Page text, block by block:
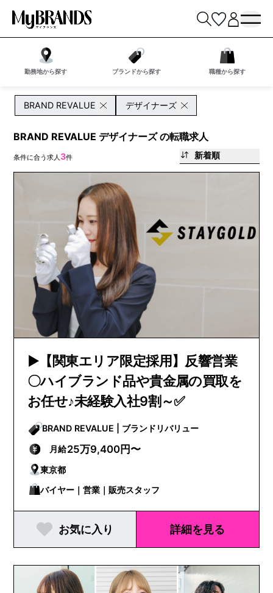
勤務地から探す ブランドから探す 職種から探す
BRAND REVALUE デザイナーズ
BRAND REVALUE デザイナーズ の転職求人
条件に合う求人 3件 新着順
▶【関東エリア限定採用】反響営業
〇ハイブランド品や貴金属の買取を
お任せ♪未経験入社9割～✅
BRAND REVALUE | ブランドリバリュー
月給25万9,400円〜
東京都
バイヤー｜営業｜販売スタッフ
お気に入り 詳細を見る